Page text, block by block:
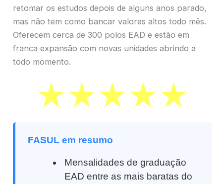
retomar os estudos depois de alguns anos parado,
mas não tem como bancar valores altos todo mês.
Oferecem cerca de 300 polos EAD e estão em
franca expansão com novas unidades abrindo a
todo momento.
FASUL em resumo
Mensalidades de graduação
EAD entre as mais baratas do